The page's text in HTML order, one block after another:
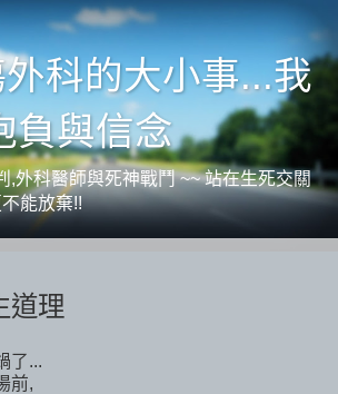
科的大小事...我
負與信念
,外科醫師與死神戰鬥 ~~ 站在生死交關
能放棄!!
道理
了...
前,